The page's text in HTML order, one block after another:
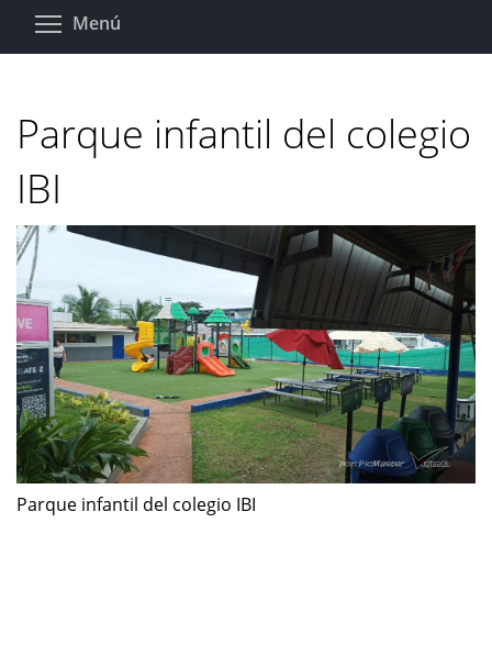
Pasar
Menú
Parque infantil del colegio
IBI
Parque infantil del colegio IBI